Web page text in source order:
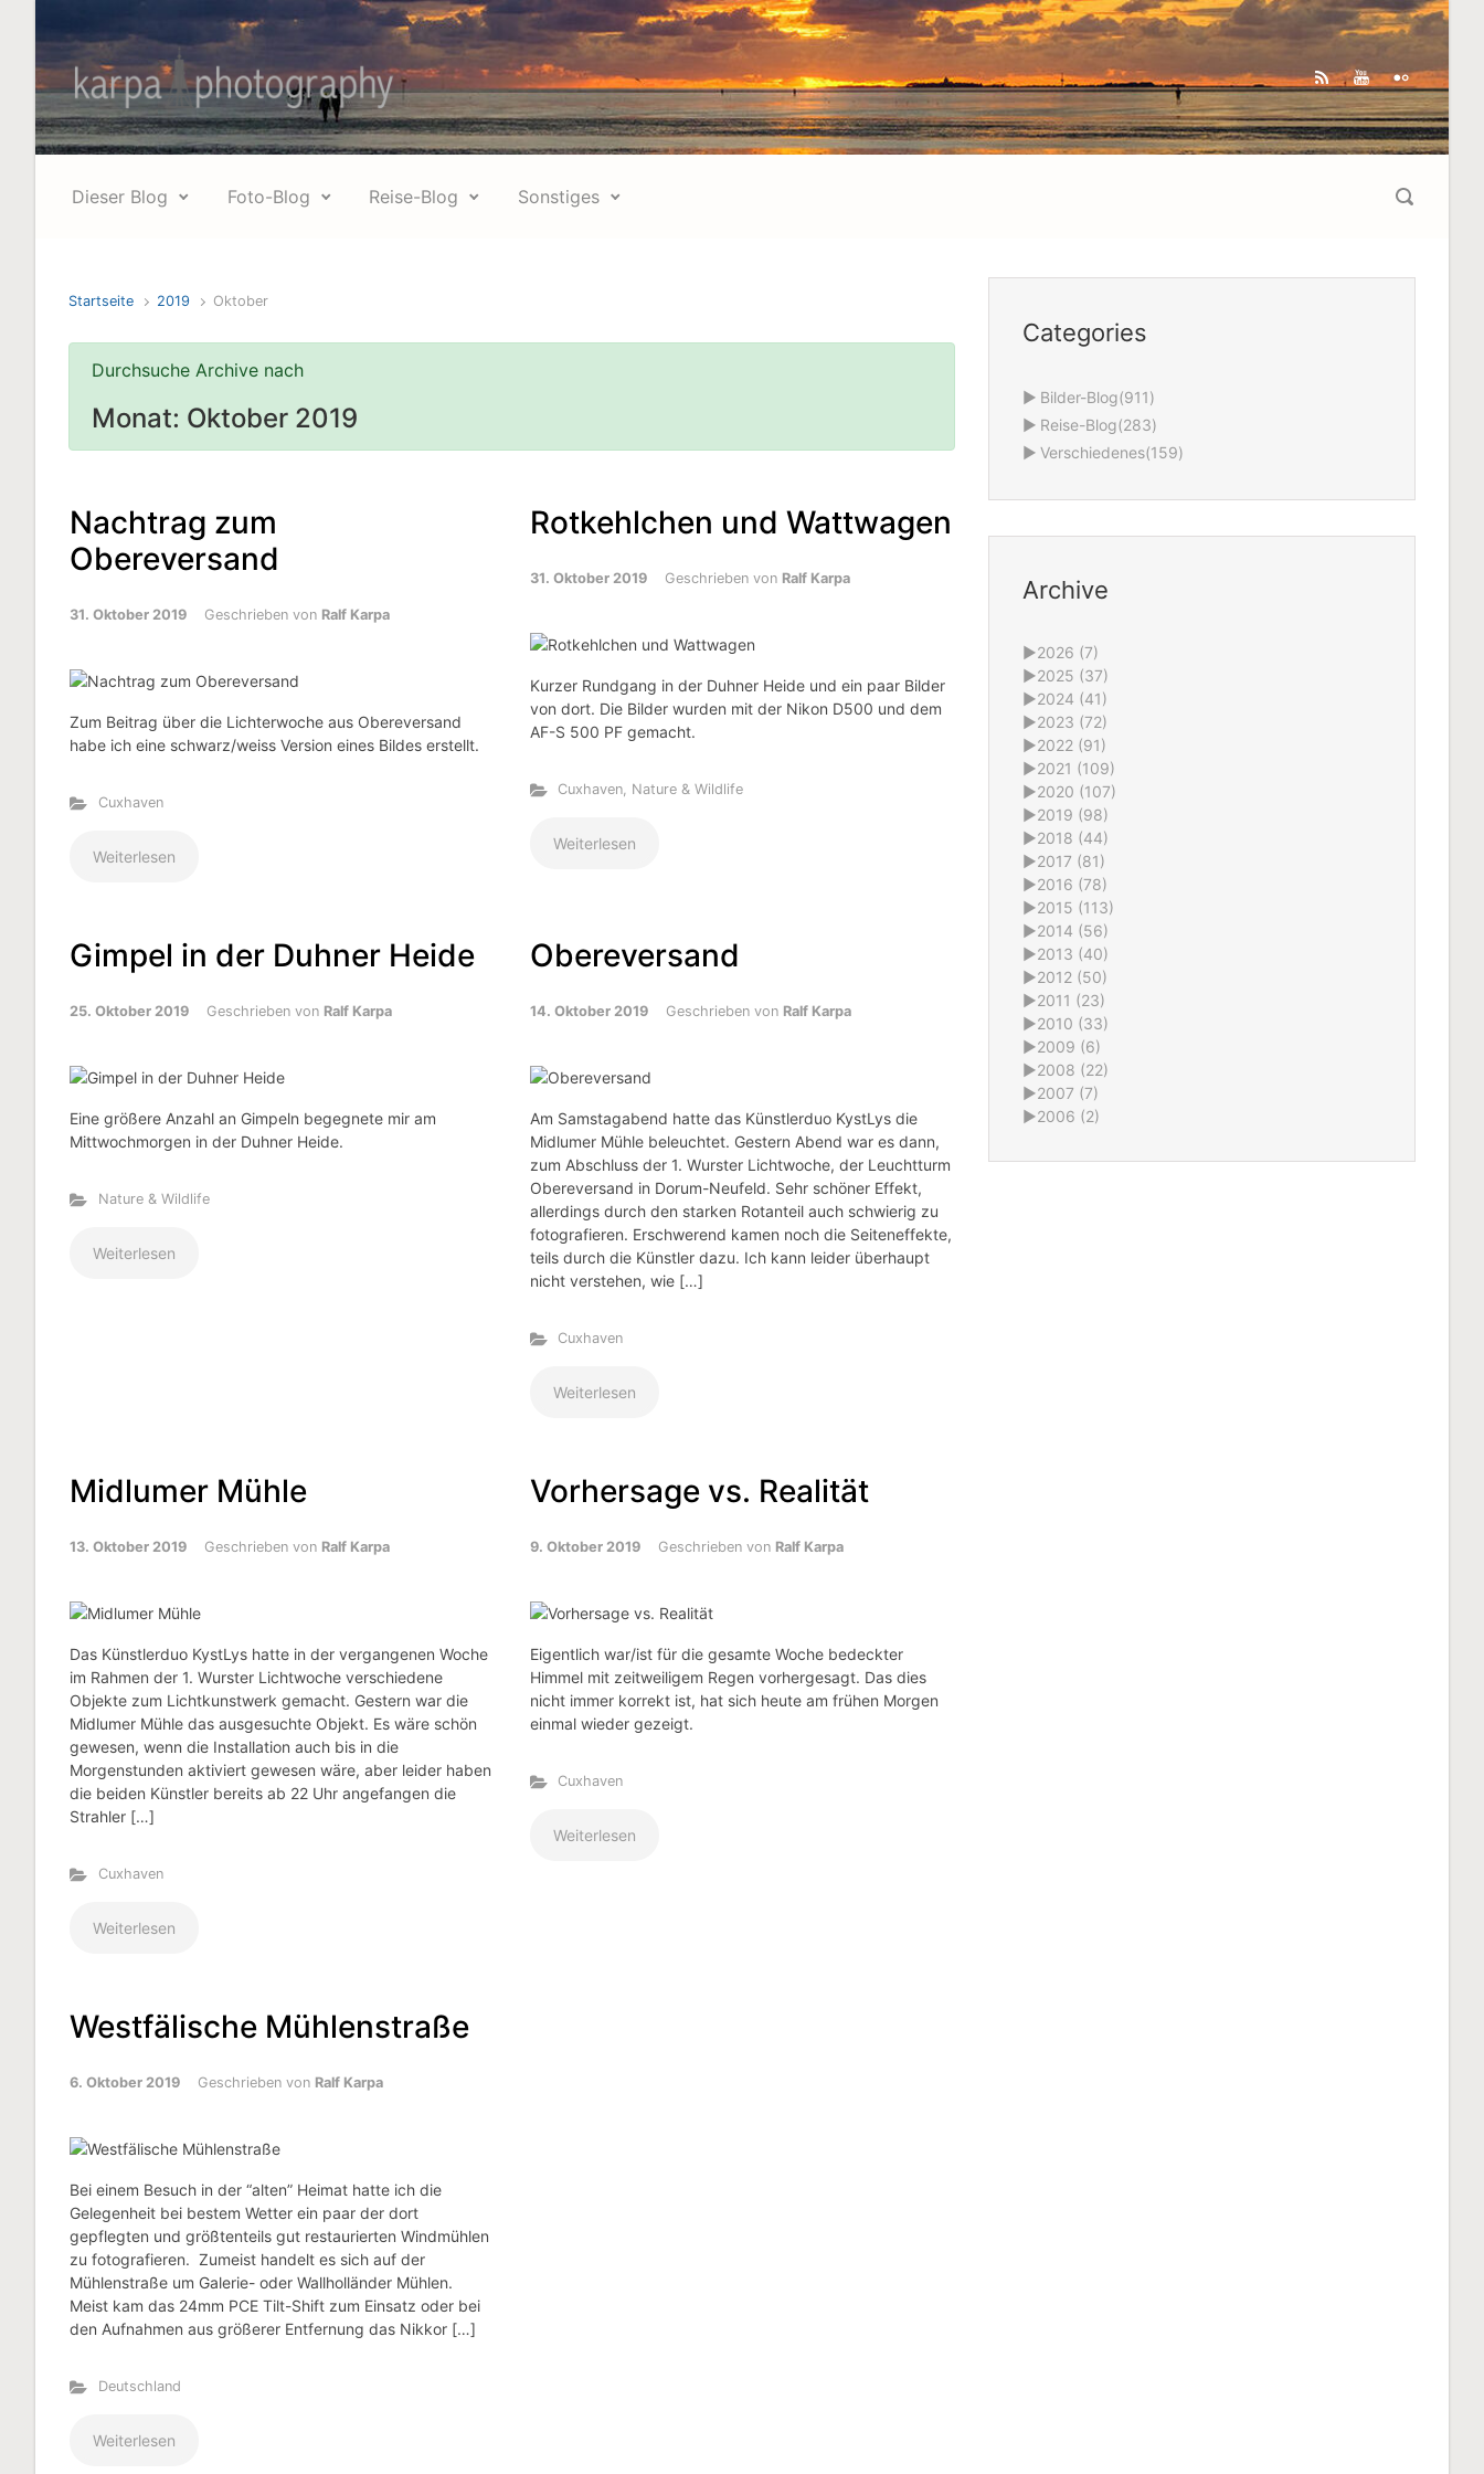
Zum Hauptinhalt springen
Dieser Blog Foto-Blog Reise-Blog Sonstiges
Startseite 2019 Oktober
Durchsuche Archive nach
Monat: Oktober 2019
Nachtrag zum
Obereversand
31. Oktober 2019 Geschrieben von Ralf Karpa
Zum Beitrag über die Lichterwoche aus Obereversand
habe ich eine schwarz/weiss Version eines Bildes erstellt.
Cuxhaven
Weiterlesen
Rotkehlchen und Wattwagen
31. Oktober 2019 Geschrieben von Ralf Karpa
Kurzer Rundgang in der Duhner Heide und ein paar Bilder
von dort. Die Bilder wurden mit der Nikon D500 und dem
AF-S 500 PF gemacht.
Cuxhaven, Nature & Wildlife
Weiterlesen
Gimpel in der Duhner Heide
25. Oktober 2019 Geschrieben von Ralf Karpa
Eine größere Anzahl an Gimpeln begegnete mir am
Mittwochmorgen in der Duhner Heide.
Nature & Wildlife
Weiterlesen
Obereversand
14. Oktober 2019 Geschrieben von Ralf Karpa
Am Samstagabend hatte das Künstlerduo KystLys die
Midlumer Mühle beleuchtet. Gestern Abend war es dann,
zum Abschluss der 1. Wurster Lichtwoche, der Leuchtturm
Obereversand in Dorum-Neufeld. Sehr schöner Effekt,
allerdings durch den starken Rotanteil auch schwierig zu
fotografieren. Erschwerend kamen noch die Seiteneffekte,
teils durch die Künstler dazu. Ich kann leider überhaupt
nicht verstehen, wie […]
Cuxhaven
Weiterlesen
Midlumer Mühle
13. Oktober 2019 Geschrieben von Ralf Karpa
Das Künstlerduo KystLys hatte in der vergangenen Woche
im Rahmen der 1. Wurster Lichtwoche verschiedene
Objekte zum Lichtkunstwerk gemacht. Gestern war die
Midlumer Mühle das ausgesuchte Objekt. Es wäre schön
gewesen, wenn die Installation auch bis in die
Morgenstunden aktiviert gewesen wäre, aber leider haben
die beiden Künstler bereits ab 22 Uhr angefangen die
Strahler […]
Cuxhaven
Weiterlesen
Vorhersage vs. Realität
9. Oktober 2019 Geschrieben von Ralf Karpa
Eigentlich war/ist für die gesamte Woche bedeckter
Himmel mit zeitweiligem Regen vorhergesagt. Das dies
nicht immer korrekt ist, hat sich heute am frühen Morgen
einmal wieder gezeigt.
Cuxhaven
Weiterlesen
Westfälische Mühlenstraße
6. Oktober 2019 Geschrieben von Ralf Karpa
Bei einem Besuch in der “alten” Heimat hatte ich die
Gelegenheit bei bestem Wetter ein paar der dort
gepflegten und größtenteils gut restaurierten Windmühlen
zu fotografieren. Zumeist handelt es sich auf der
Mühlenstraße um Galerie- oder Wallholländer Mühlen.
Meist kam das 24mm PCE Tilt-Shift zum Einsatz oder bei
den Aufnahmen aus größerer Entfernung das Nikkor […]
Deutschland
Weiterlesen
Categories
► Bilder-Blog(911)
► Reise-Blog(283)
► Verschiedenes(159)
Archive
►2026 (7)
►2025 (37)
►2024 (41)
►2023 (72)
►2022 (91)
►2021 (109)
►2020 (107)
►2019 (98)
►2018 (44)
►2017 (81)
►2016 (78)
►2015 (113)
►2014 (56)
►2013 (40)
►2012 (50)
►2011 (23)
►2010 (33)
►2009 (6)
►2008 (22)
►2007 (7)
►2006 (2)